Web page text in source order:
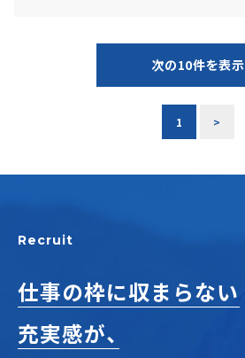
次の10件を表示
1 >
Recruit
仕事の枠に収まらない
充実感が、